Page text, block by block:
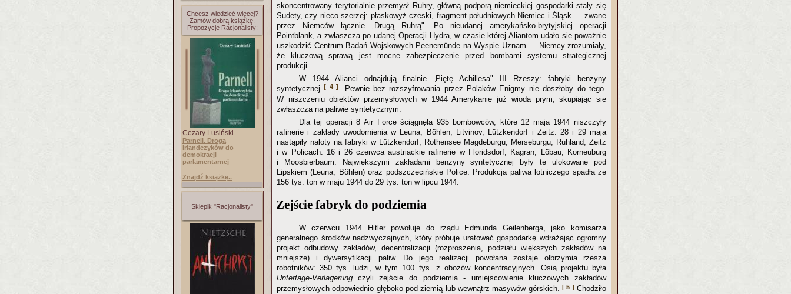
Chcesz wiedzieć więcej?
Zamów dobrą książkę.
Propozycje Racjonalisty:
Cezary Lusiński -
Parnell. Droga
Irlandczyków do
demokracji
parlamentarnej
Znajdź książkę..
Sklepik "Racjonalisty"
skoncentrowany terytorialnie przemysł Ruhry, główną podporą niemieckiej gospodarki stały się
Sudety, czy nieco szerzej: płaskowyż czeski, fragment południowych Niemiec i Śląsk — zwane
przez Niemców łącznie „Drugą Ruhrą". Po nieudanej amerykańsko-brytyjskiej operacji
Pointblank, a zwłaszcza po udanej Operacji Hydra, w czasie której Aliantom udało sie poważnie
uszkodzić Centrum Badań Wojskowych Peenemünde na Wyspie Uznam — Niemcy zrozumiały,
że kluczową sprawą jest mocne zabezpieczenie przed bombami systemu strategicznej
produkcji.
W 1944 Alianci odnajdują finalnie „Piętę Achillesa" III Rzeszy: fabryki benzyny
syntetycznej[ 4 ]
. Pewnie bez rozszyfrowania przez Polaków Enigmy nie doszłoby do tego.
W niszczeniu obiektów przemysłowych w 1944 Amerykanie już wiodą prym, skupiając się
zwłaszcza na paliwie syntetycznym.
Dla tej operacji 8 Air Force ściągnęła 935 bombowców, które 12 maja 1944 niszczyły
rafinerie i zakłady uwodornienia w Leuna, Böhlen, Litvinov, Lützkendorf i Zeitz. 28 i 29 maja
nastąpiły naloty na fabryki w Lützkendorf, Rothensee Magdeburgu, Merseburgu, Ruhland, Zeitz
i w Policach. 16 i 26 czerwca austriackie rafinerie w Floridsdorf, Kagran, Löbau, Korneuburg
i Moosbierbaum. Największymi zakładami benzyny syntetycznej były te ulokowane pod
Lipskiem (Leuna, Böhlen) oraz podszczecińskie Police. Produkcja paliwa lotniczego spadła ze
156 tys. ton w maju 1944 do 29 tys. ton w lipcu 1944.
Zejście fabryk do podziemia
W czerwcu 1944 Hitler powołuje do rządu Edmunda Geilenberga, jako komisarza
generalnego środków nadzwyczajnych, który próbuje uratować gospodarkę wdrażając ogromny
projekt odbudowy zakładów, decentralizacji (rozproszenia, podziału większych zakładów na
mniejsze) i dywersyfikacji paliw. Do jego realizacji powołana zostaje olbrzymia rzesza
robotników: 350 tys. ludzi, w tym 100 tys. z obozów koncentracyjnych. Osią projektu była
Untertage-Verlagerung czyli zejście do podziemia - umiejscowienie kluczowych zakładów
przemysłowych odpowiednio głęboko pod ziemią lub wewnątrz masywów górskich. [ 5 ] Chodziło